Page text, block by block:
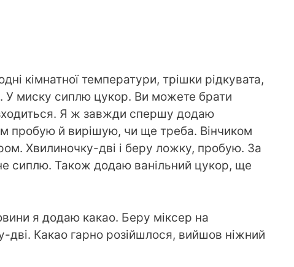
кімнатної температури, трішки рідкувата,
У миску сиплю цукор. Ви можете брати
Я ж завжди спершу додаю
пробую й вирішую, чи ще треба. Вінчиком
Хвилиночку-дві і беру ложку, пробую. За
сиплю. Також додаю ванільний цукор, ще
я додаю какао. Беру міксер на
дві. Какао гарно розійшлося, вийшов ніжний